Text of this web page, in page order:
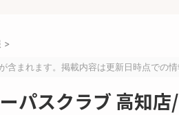
>
含まれます。掲載内容は更新日時点での
パスクラブ 高知店